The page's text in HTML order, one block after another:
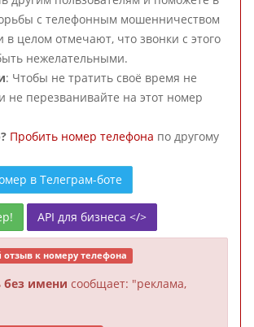
с телефонным мошенничеством
в целом отмечают, что звонки с этого
нежелательными.
: Чтобы не тратить своё время не
не перезванивайте на этот номер
Пробить номер телефона по другому
в Телеграм-боте
API для бизнеса </>
отзыв к номеру телефона
без имени сообщает: "реклама,